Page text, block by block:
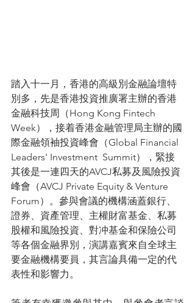
踏入十一月，香港的高級別金融論壇特
別多，先是香港投資推廣署主辦的香港
金融科技周（Hong Kong Fintech
Week），接着香港金融管理局主辦的國
際金融領袖投資峰會（Global Financial
Leaders' Investment  Summit），緊接
其後是一連四天的AVCJ私募及風險投資
峰會（AVCJ Private Equity & Venture
Forum）。參與會議的機構涵蓋銀行、
證券、資產管理、主權財富基金、私募
股權和風險投資、對冲基金和保險公司
等各個金融界別，演講嘉賓來自全球主
要金融機構要員，其言論具備一定的代
表性和影響力。